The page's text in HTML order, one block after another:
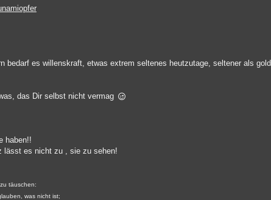
bedarf es willenskraft, etwas extrem seltenes heutzutage, seltener als gold
das Dir selbst nicht vermag
haben!!
lässt es nicht zu , sie zu sehen!
täuschen:
was nicht ist;